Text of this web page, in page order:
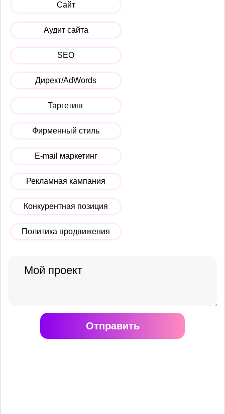
Сайт
Аудит сайта
SEO
Директ/AdWords
Таргетинг
Фирменный стиль
E-mail маркетинг
Рекламная кампания
Конкурентная позиция
Политика продвижения
Отправить